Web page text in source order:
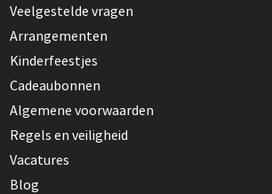
Veelgestelde vragen
Arrangementen
Kinderfeestjes
Cadeaubonnen
Algemene voorwaarden
Regels en veiligheid
Vacatures
Blog